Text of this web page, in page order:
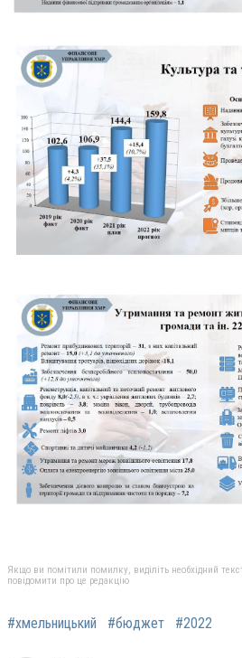
Якщо ви помітили помилку, виділіть необхідний
повідомити про це редакцію
#хмельницький #бюджет #2022